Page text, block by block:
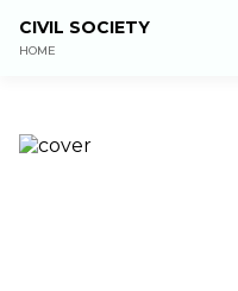
CIVIL SOCIETY
HOME